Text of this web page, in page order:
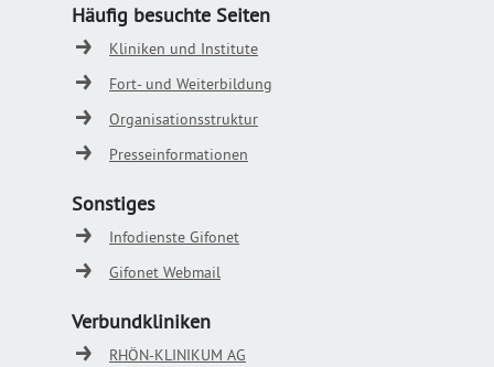
Häufig besuchte Seiten
Kliniken und Institute
Fort- und Weiterbildung
Organisationsstruktur
Presseinformationen
Sonstiges
Infodienste Gifonet
Gifonet Webmail
Verbundkliniken
RHÖN-KLINIKUM AG